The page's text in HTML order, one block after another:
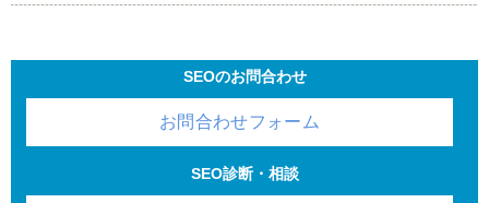
SEOのお問合わせ
お問合わせフォーム
SEO診断・相談